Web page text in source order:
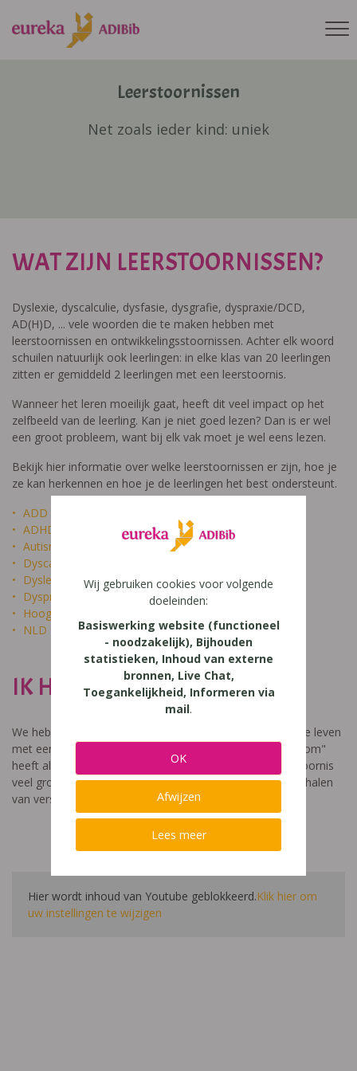
Leerstoornissen
Net zoals ieder kind: uniek
WAT ZIJN LEERSTOORNISSEN?
Dyslexie, dyscalculie, dysfasie, dysgrafie, dyspraxie/DCD,
AD(H)D, ... vele woorden die te maken hebben met
leerstoornissen en ontwikkelingsstoornissen. Achter elk woord
schuilen natuurlijk ook leerlingen: in elke klas van 20 leerlingen
zitten er gemiddeld 2 leerlingen met een leerstoornis.
Wanneer het leren moeilijk gaat, heeft dit veel impact op het
zelfbeeld van de leerling. Kan je niet goed lezen? Dan is er wel
een groot probleem, want bij elk vak moet je wel eens lezen.
Bekijk hier informatie over welke leerstoornissen er zijn, hoe je
ze kan herkennen en hoe je de leerlingen het best ondersteunt.
ADD
ADHD
Autisme
Dyscalculie
Dyslexie
Dyspraxie
Hoogbegaafdheid
NLD
IK HEET NIET DOM
We hebben een video gemaakt die toont hoe het is om te leven
met een leerstoornis. De film met als titel: "Ik heet niet dom"
heeft als doel aan te tonen dat de impact van een leerstoornis
veel groter is dan enkel wat je ziet in de klas. Je hoort verhalen
van verschillende leerlingen en ouders.
Hier wordt inhoud van Youtube geblokkeerd.Klik hier om
uw instellingen te wijzigen
Wij gebruiken cookies voor volgende
doeleinden:
Basiswerking website (functioneel
- noodzakelijk), Bijhouden
statistieken, Inhoud van externe
bronnen, Live Chat,
Toegankelijkheid, Informeren via
mail.
OK
Afwijzen
Lees meer